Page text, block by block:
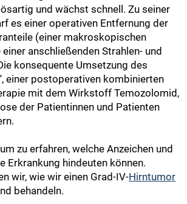
und wächst schnell. Zu seiner
es einer operativen Entfernung der
(einer makroskopischen
anschließenden Strahlen- und
konsequente Umsetzung des
einer postoperativen kombinierten
mit dem Wirkstoff Temozolomid,
der Patientinnen und Patienten
zu erfahren, welche Anzeichen und
Erkrankung hindeuten können.
wir, wie wir einen Grad-IV-Hirntumor
behandeln.